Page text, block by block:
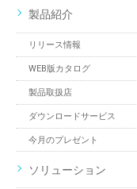
製品紹介
リリース情報
WEB版カタログ
製品取扱店
ダウンロードサービス
今月のプレゼント
ソリューション